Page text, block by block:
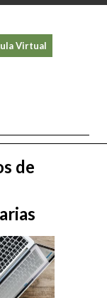
Virtual
de